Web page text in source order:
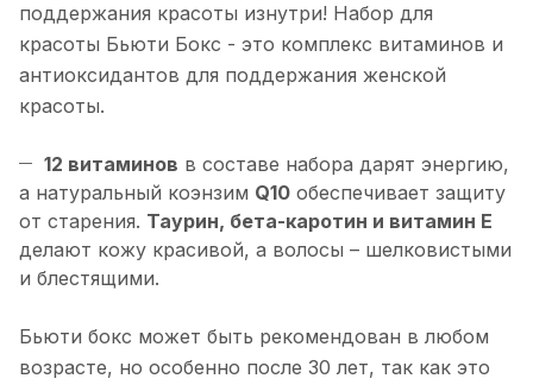
поддержания красоты изнутри! Набор для
красоты Бьюти Бокс - это комплекс витаминов и
антиоксидантов для поддержания женской
красоты.
12 витаминов в составе набора дарят энергию,
а натуральный коэнзим Q10 обеспечивает защиту
от старения. Таурин, бета-каротин и витамин Е
делают кожу красивой, а волосы – шелковистыми
и блестящими.
Бьюти бокс может быть рекомендован в любом
возрасте, но особенно после 30 лет, так как это